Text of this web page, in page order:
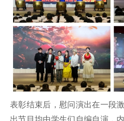
表彰结束后，慰问演出在一段
出节目均由学生们自编自演，